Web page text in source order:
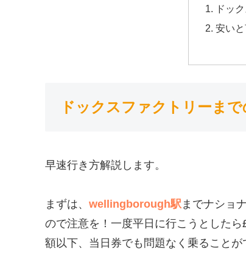
ドッ
安い
ドックスファクトリーま
早速行き方解説します。
まずは、 wellingborough駅までナショ
ので注意を！一度平日に行こうとした
額以下、当日券でも問題なく乗ることが